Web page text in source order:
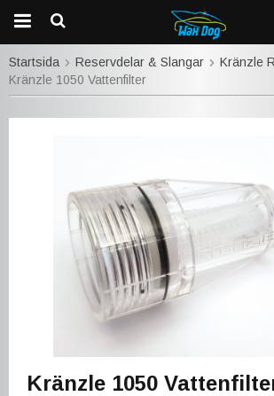
Startsida Reservdelar & Slangar
Kränzle
Kränzle 1050 Vattenfilter
Kränzle 1050